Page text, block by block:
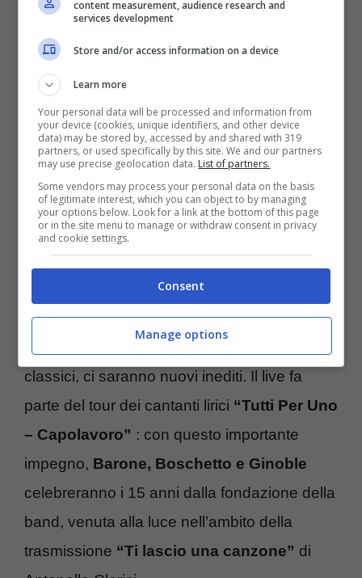
arriva un aggiornamento che rincuora i fan. Il
evento attesissimo: nell’ambito del
Festival Firenze
27 luglio, si terranno dei concerti di grandi
esponenti della musica italiana del calibro di
Roberto Vecchioni, i Pooh e
anche de Il
Volo.
Il gruppo canterà sul palco dell’incantevole
Parco mediceo di Pratolini
dell’Unesco, ilprossimo 22 luglio, con una
scaletta unica in cui oltre ai suoi grandi
classici, ci saranno nuovi inediti. Il live fa
parte del tour dei cantanti lirici “Tutti Per Uno
– Capolavoro” : con questo importante
impegno, Barone, Boschetto e Ginoble
celebreranno i 15 anni dalla fondazione della
band, venuta alla luce nell’ambito della
trasmissione “Ti lascio una canzone” di
content measurement, audience research and
services development
Store and/or access information on a device
Learn more
Your personal data will be processed and information from
your device (cookies, unique identifiers, and other device
data) may be stored by, accessed by and shared with 319
partners, or used specifically by this site. We and our partners
may use precise geolocation data. List of partners.
Some vendors may process your personal data on the basis
of legitimate interest, which you can object to by managing
your options below. Look for a link at the bottom of this page
or in the site menu to manage or withdraw consent in privacy
and cookie settings.
Consent
Manage options